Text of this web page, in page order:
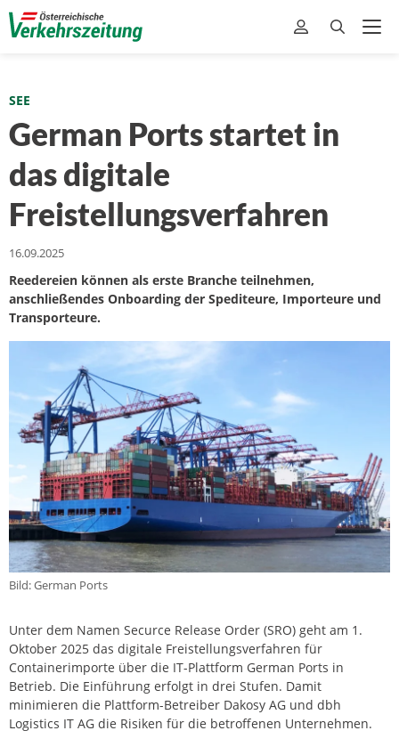
SEE
German Ports startet in
das digitale
Freistellungsverfahren
16.09.2025
Reedereien können als erste Branche teilnehmen,
anschließendes Onboarding der Spediteure, Importeure und
Transporteure.
Bild: German Ports
Unter dem Namen Securce Release Order (SRO) geht am 1.
Oktober 2025 das digitale Freistellungsverfahren für
Containerimporte über die IT-Plattform German Ports in
Betrieb. Die Einführung erfolgt in drei Stufen. Damit
minimieren die Plattform-Betreiber Dakosy AG und dbh
Logistics IT AG die Risiken für die betroffenen Unternehmen.